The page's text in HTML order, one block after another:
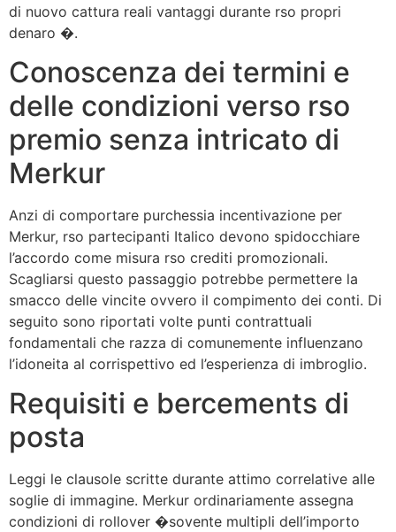
di nuovo cattura reali vantaggi durante rso propri
denaro �.
Conoscenza dei termini e
delle condizioni verso rso
premio senza intricato di
Merkur
Anzi di comportare purchessia incentivazione per
Merkur, rso partecipanti Italico devono spidocchiare
l’accordo come misura rso crediti promozionali.
Scagliarsi questo passaggio potrebbe permettere la
smacco delle vincite ovvero il compimento dei conti. Di
seguito sono riportati volte punti contrattuali
fondamentali che razza di comunemente influenzano
l’idoneita al corrispettivo ed l’esperienza di imbroglio.
Requisiti e bercements di
posta
Leggi le clausole scritte durante attimo correlative alle
soglie di immagine. Merkur ordinariamente assegna
condizioni di rollover �sovente multipli dell’importo